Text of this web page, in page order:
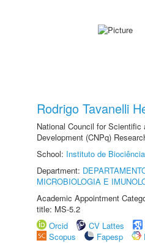
Rodrigo Tavanelli
National Council for Scientific
Development (CNPq)
School: Instituto de
Department:
MICROBIOLOGIA E
Academic Appointment
title: MS-5.2
Orcid
CV Lattes
Scopus
Fapesp